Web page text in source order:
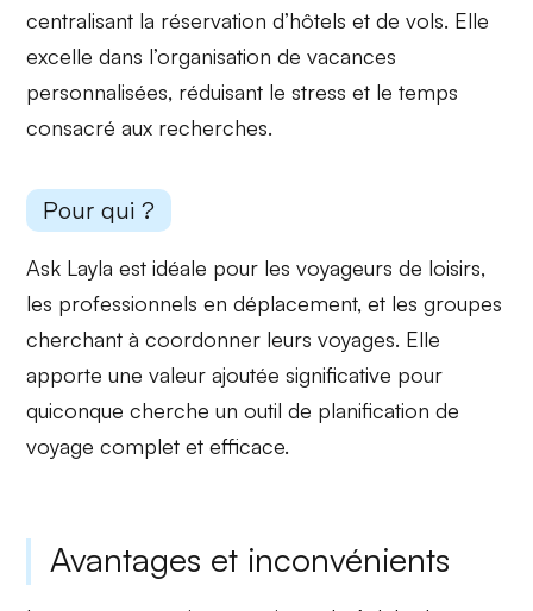
centralisant la réservation d’hôtels et de vols. Elle
excelle dans l’organisation devacances
personnalisées, réduisant le stress et le temps
consacré aux recherches.
Pour qui ?
Ask Layla est idéale pour lesvoyageurs de loisirs,
les professionnels en déplacement, et lesgroupes
cherchant à coordonner leurs voyages. Elle
apporte unevaleur ajoutée significative pour
quiconque cherche un outil de planification de
voyage complet et efficace.
Avantages et inconvénients